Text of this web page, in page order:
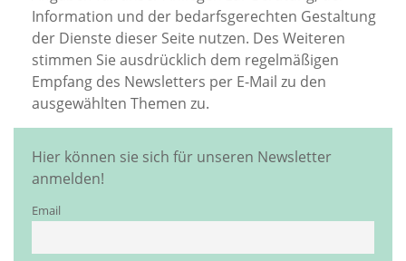
Information und der bedarfsgerechten Gestaltung
der Dienste dieser Seite nutzen. Des Weiteren
stimmen Sie ausdrücklich dem regelmäßigen
Empfang des Newsletters per E-Mail zu den
ausgewählten Themen zu.
Hier können sie sich für unseren Newsletter
anmelden!
Email